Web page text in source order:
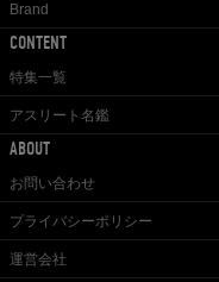
Brand
CONTENT
特集一覧
アスリート名鑑
ABOUT
お問い合わせ
プライバシーポリシー
運営会社